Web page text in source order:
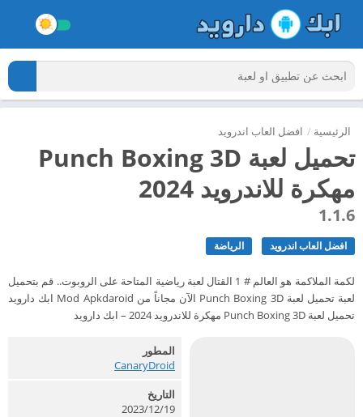
الرئيسية / افضل العاب اندرويد
تحميل لعبة Punch Boxing 3D
مهكرة للاندرويد 2024
1.1.6
افضل العاب اندرويد الرياضة
لكمة الملاكمة هو العالم # 1 القتال لعبة رياضية المتاحة على الروبوت.. قم بتحميل
لعبة تحميل لعبة Punch Boxing 3D الآن مجاناً من Mod Apkdaroid ابك دارويد
تحميل لعبة Punch Boxing 3D مهكرة للاندرويد 2024 – ابك دارويد
المطور
CanaryDroid‏
التاريخ
2023/12/19